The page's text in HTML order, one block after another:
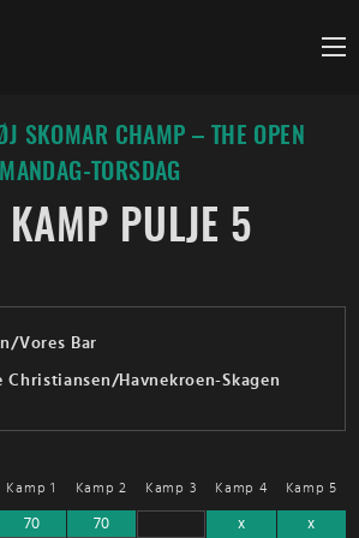
SKOMAR CHAMP – THE OPEN
MANDAG-TORSDAG
PULJE 5
Vores Bar
Christiansen/Havnekroen-Skagen
Kamp 1 Kamp 2 Kamp 3 Kamp 4 Kamp 5